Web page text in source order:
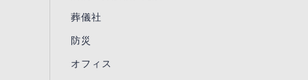
葬儀社
防災
オフィス